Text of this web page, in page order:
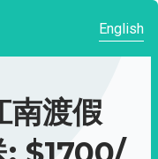
English
南渡假